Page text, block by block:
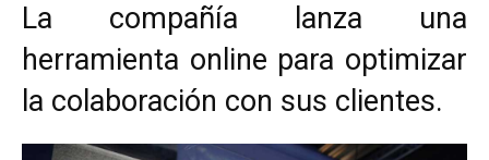
La compañía lanza una
herramienta online para optimizar
la colaboración con sus clientes.